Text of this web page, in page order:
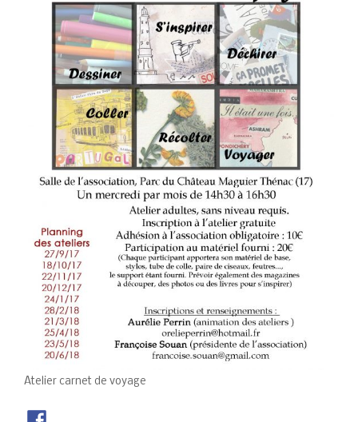
Atelier carnet de voyage